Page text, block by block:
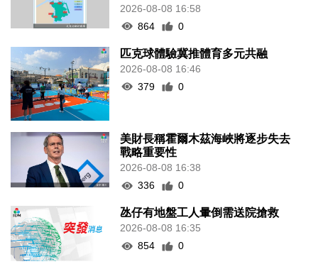
2026-08-08 16:58
864
0
匹克球體驗冀推體育多元共融
2026-08-08 16:46
379
0
美財長稱霍爾木茲海峽將逐步失去
戰略重要性
2026-08-08 16:38
336
0
氹仔有地盤工人暈倒需送院搶救
2026-08-08 16:35
854
0